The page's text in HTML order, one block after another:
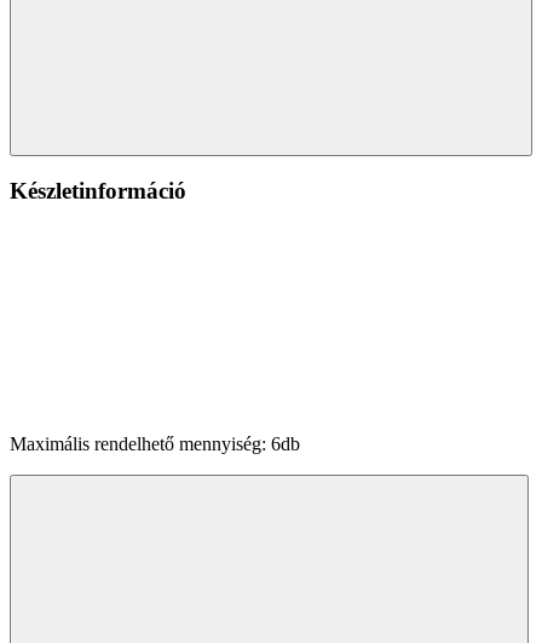
Készletinformáció
Maximális rendelhető mennyiség: 6db